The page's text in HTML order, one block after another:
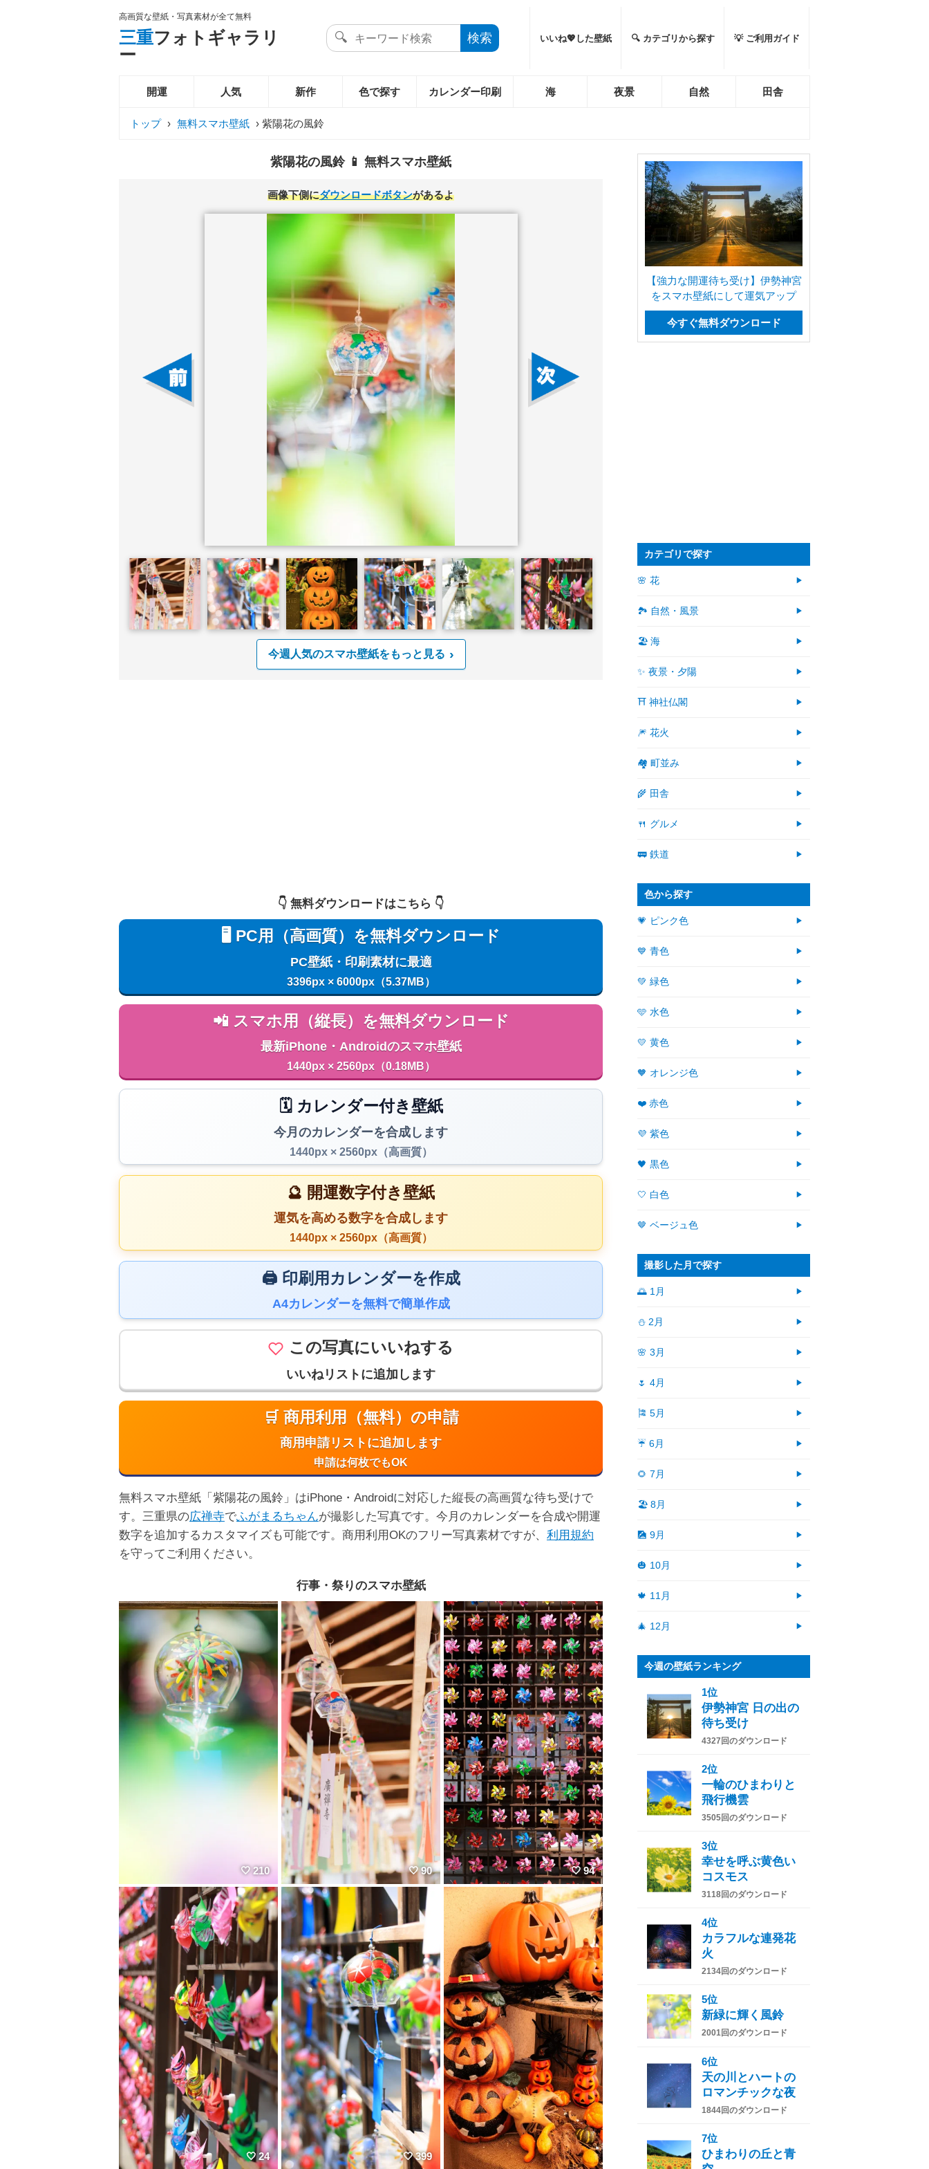
高画質な壁紙・写真素材が全て無料
三重フォトギャラリ
ー
いいね💖した壁紙 🔍 カテゴリから探す 💡 ご利用ガイド
開運 人気 新作 色で探す カレンダー印刷 海 夜景 自然 田舎
トップ › 無料スマホ壁紙 › 紫陽花の風鈴
紫陽花の風鈴 📱 無料スマホ壁紙
画像下側にダウンロードボタンがあるよ
今週人気のスマホ壁紙をもっと見る
👇️ 無料ダウンロードはこちら 👇️
🖥️ PC用（高画質）を無料ダウンロード
PC壁紙・印刷素材に最適
3396px × 6000px（5.37MB）
📲 スマホ用（縦長）を無料ダウンロード
最新iPhone・Androidのスマホ壁紙
1440px × 2560px（0.18MB）
🗓️ カレンダー付き壁紙
今月のカレンダーを合成します
1440px × 2560px（高画質）
🔮 開運数字付き壁紙
運気を高める数字を合成します
1440px × 2560px（高画質）
🖨️ 印刷用カレンダーを作成
A4カレンダーを無料で簡単作成
この写真にいいねする
いいねリストに追加します
🛒 商用利用（無料）の申請
商用申請リストに追加します
申請は何枚でもOK
無料スマホ壁紙「紫陽花の風鈴」はiPhone・Androidに対応した縦長の高画質な待ち受けで
す。三重県の広禅寺でふがまるちゃんが撮影した写真です。今月のカレンダーを合成や開運
数字を追加するカスタマイズも可能です。商用利用OKのフリー写真素材ですが、 利用規約
を守ってご利用ください。
行事・祭りのスマホ壁紙
210 90 94
24 399
【強力な開運待ち受け】伊勢神宮
をスマホ壁紙にして運気アップ
今すぐ無料ダウンロード
カテゴリで探す
🌸 花
🏞️ 自然・風景
🏖 海
✨ 夜景・夕陽
⛩ 神社仏閣
🎆 花火
🏘 町並み
🌾 田舎
🍴 グルメ
🚃 鉄道
色から探す
💗 ピンク色
💙 青色
💚 緑色
🩵 水色
💛 黄色
🧡 オレンジ色
❤️ 赤色
💜 紫色
🖤 黒色
🤍 白色
🤎 ベージュ色
撮影した月で探す
🌅 1月
⛄ 2月
🌸 3月
🌷 4月
🎏 5月
☔ 6月
🌻 7月
🏖 8月
🎑 9月
🎃 10月
🍁 11月
🎄 12月
今週の壁紙ランキング
1位
伊勢神宮 日の出の
待ち受け
4327回のダウンロード
2位
一輪のひまわりと
飛行機雲
3505回のダウンロード
3位
幸せを呼ぶ黄色い
コスモス
3118回のダウンロード
4位
カラフルな連発花
火
2134回のダウンロード
5位
新緑に輝く風鈴
2001回のダウンロード
6位
天の川とハートの
ロマンチックな夜
1844回のダウンロード
7位
ひまわりの丘と青